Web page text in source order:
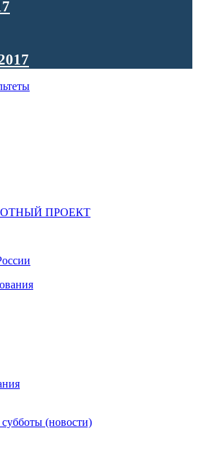
ПРОЕКТ
(новости)